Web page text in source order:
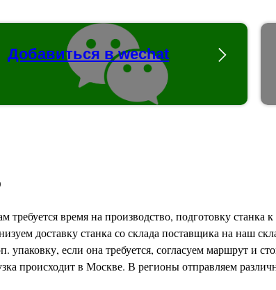
Добавиться в wechat
время на производство, подготовку станка
доставку станка со склада поставщика на наш
если она требуется, согласуем маршрут и
происходит в Москве. В регионы отправляем